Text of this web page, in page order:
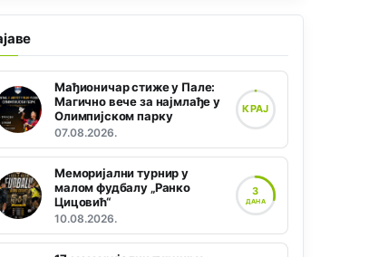
Мађионичар стиже у Пале:
Магично вече за најмлађе у
Олимпијском парку
07.08.2026.
КРАЈ
Меморијални турнир у
малом фудбалу „Ранко
Цицовић“
10.08.2026.
3
ДАНА